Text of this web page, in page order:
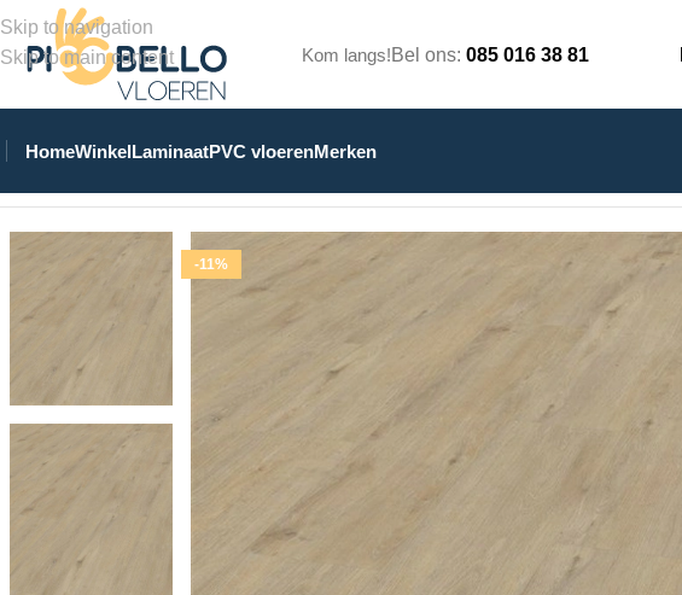
Skip to navigation
Skip to main content
Kom langs!Bel ons: 085 016 38 81
HomeWinkelLaminaatPVC vloerenMerken
-11%